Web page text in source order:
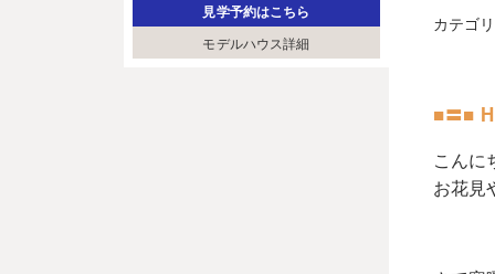
見学予約はこちら
モデルハウス詳細
カテゴ
■〓■
こんに
お花見